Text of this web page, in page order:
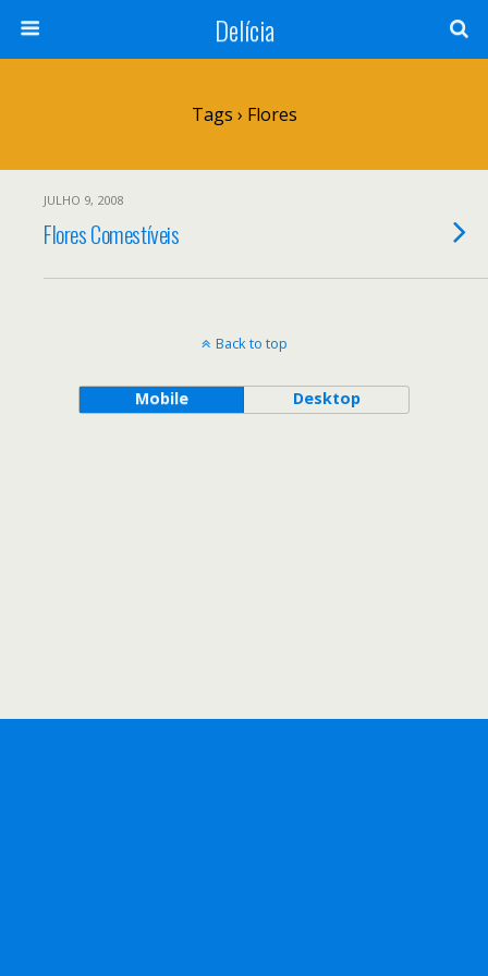
Delícia
Tags › Flores
JULHO 9, 2008
Flores Comestíveis
Back to top
Mobile Desktop